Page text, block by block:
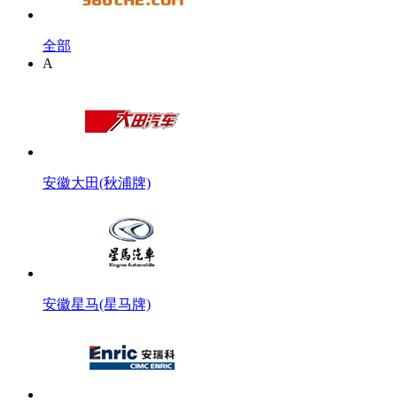
全部
A
安徽大田(秋浦牌)
安徽星马(星马牌)